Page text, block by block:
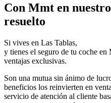
Con Mmt en
resuelto
Si vives en Las Tablas,
y tienes el seguro de tu coche
ventajas exclusivas.
Son una mutua sin ánimo de
beneficios los reinvierten en
servicio de atención al cliente